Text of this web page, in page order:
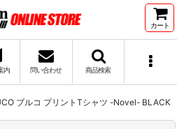
カート
内 問い合わせ 商品検索
ブルコ プリントTシャツ -Novel- BLACK